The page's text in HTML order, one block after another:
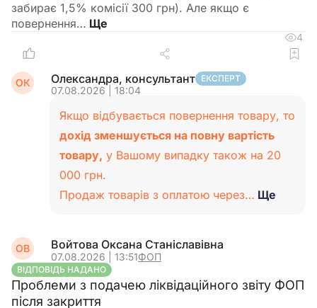
забирає 1,5% комісії 300 грн). Але якщо є
повернення…
4
ОК Олександра, консультант ЕКСПЕРТ
07.08.2026 | 18:04
Якщо відбувається повернення товару, то
дохід зменшується на повну вартість
товару, у Вашому випадку також на 20
000 грн.
Продаж товарів з оплатою через… Ще
ОВ Войтова Оксана Станіславівна
07.08.2026 | 13:51ФОП
ВІДПОВІДЬ НАДАНО
Проблеми з подачею ліквідаційного звіту ФОП
після закриття